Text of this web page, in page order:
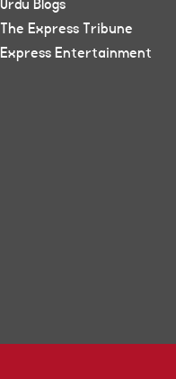
Urdu Blogs
The Express Tribune
Express Entertainment